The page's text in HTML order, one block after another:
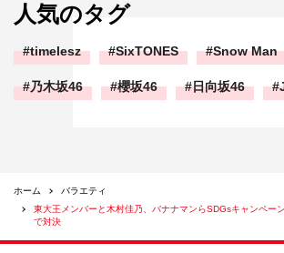
人気のタグ
timelesz SixTONES Snow Man
乃木坂46 櫻坂46 日向坂46
ホーム
バラエティ
東大王メンバーと木村佳乃、バナナマンらSDGsキャンペー
で対決